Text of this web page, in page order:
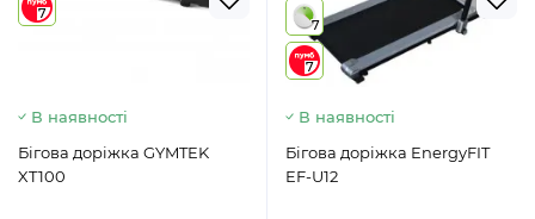
7
В наявності
Бігова доріжка GYMTEK
XT100
7
7
В наявності
Бігова доріжка EnergyFIT
EF-U12